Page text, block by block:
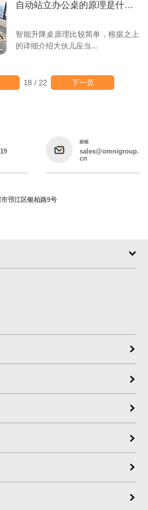
自动站立办公桌的原理是什么？
智能升降桌原理比较简单，根据之上
的详细介绍大伙儿应当...
18 / 22 下一页
邮箱
sales@omnigroup.
cn
邗江区银柏路9号